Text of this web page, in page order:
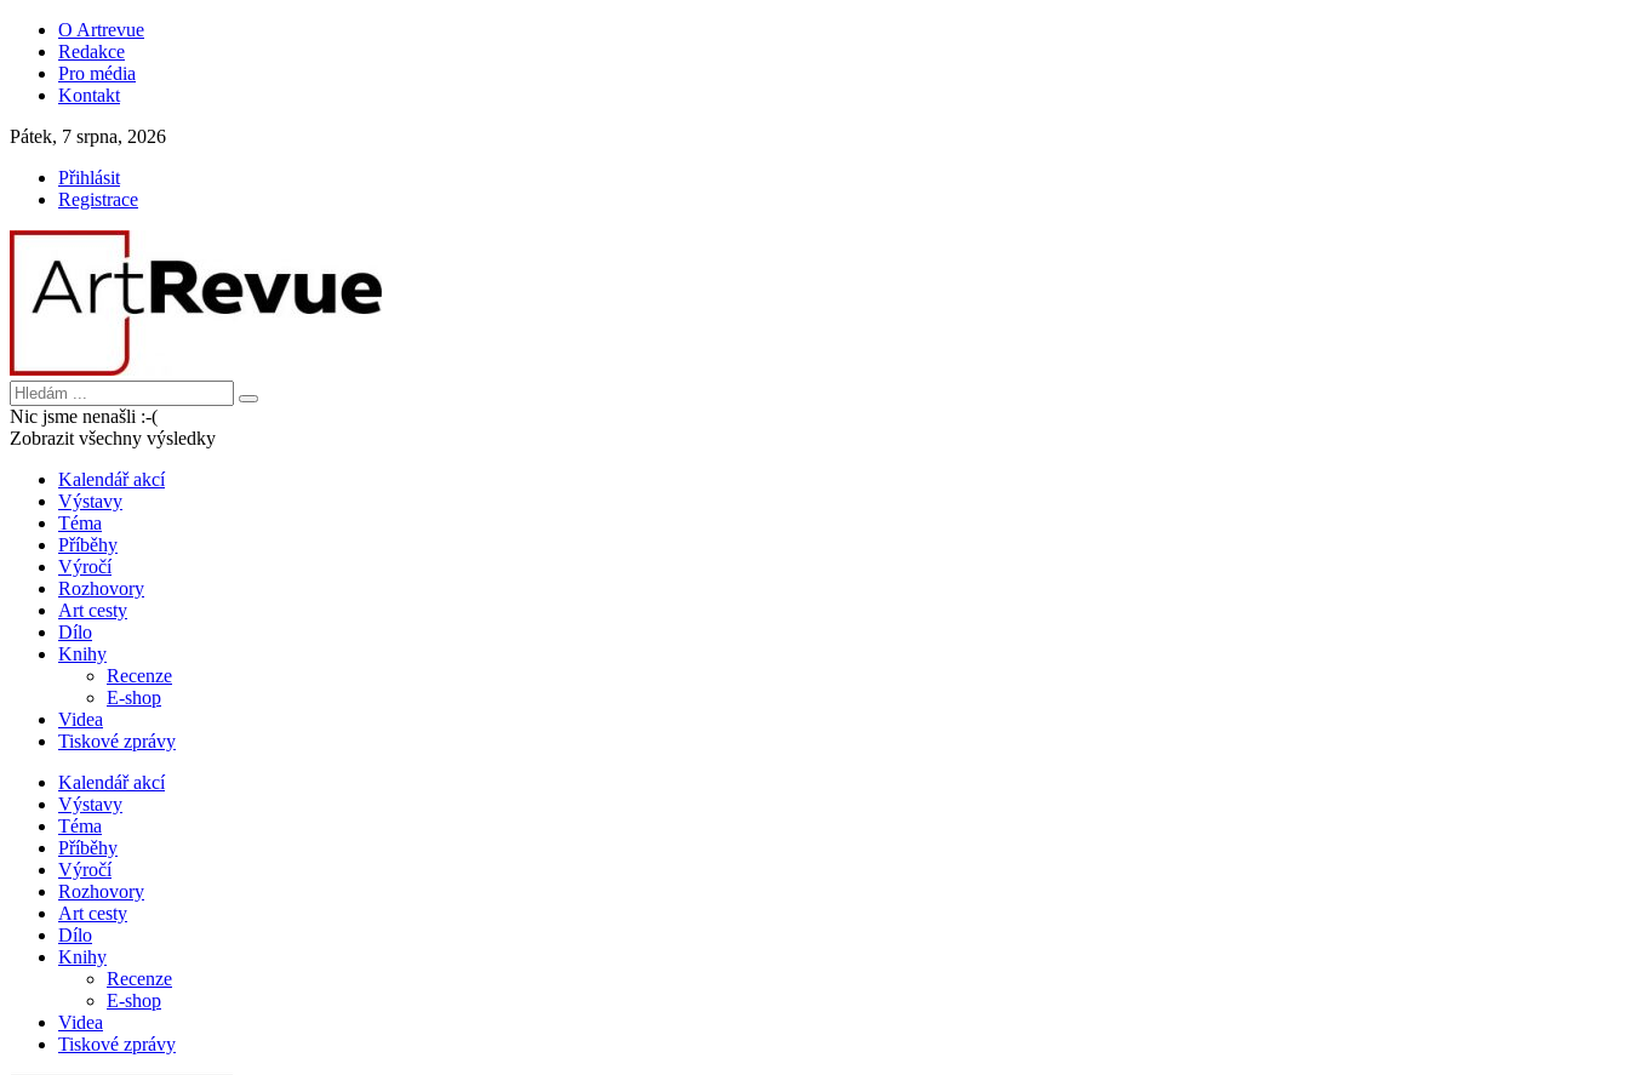
O Artrevue
Redakce
Pro média
Kontakt
Pátek, 7 srpna, 2026
Přihlásit
Registrace
Nic jsme nenašli :-(
Zobrazit všechny výsledky
Kalendář akcí
Výstavy
Téma
Příběhy
Výročí
Rozhovory
Art cesty
Dílo
Knihy
Recenze
E-shop
Videa
Tiskové zprávy
Kalendář akcí
Výstavy
Téma
Příběhy
Výročí
Rozhovory
Art cesty
Dílo
Knihy
Recenze
E-shop
Videa
Tiskové zprávy